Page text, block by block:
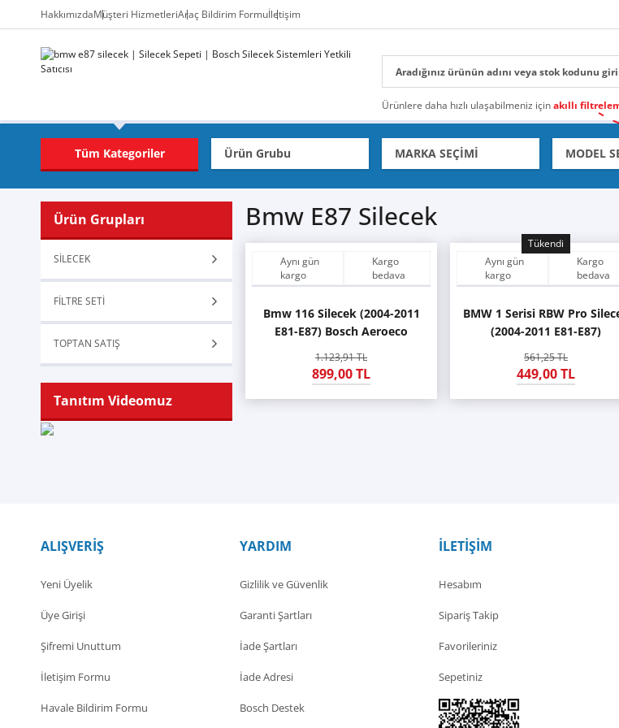
HakkımızdaMüşteri HizmetleriAraç Bildirim Formuİletişim
Ürünlere daha hızlı ulaşabilmeniz içinakıllı
Tüm Kategoriler
Ürün Grupları
SİLECEK
FİLTRE SETİ
TOPTAN SATIŞ
Tanıtım Videomuz
Bmw E87 Silecek
Aynı gün
kargo
Kargo
bedava
Bmw 116 Silecek (2004-2011
E81-E87) Bosch Aeroeco
1.123,91 TL
899,00 TL
Tükendi
Aynı gün
kargo
Kargo
bedava
BMW 1 Serisi RBW Pro
(2004-2011 E81-E87)
561,25 TL
449,00 TL
ALIŞVERİŞ
Yeni Üyelik
Üye Girişi
Şifremi Unuttum
İletişim Formu
Havale Bildirim Formu
YARDIM
Gizlilik ve Güvenlik
Garanti Şartları
İade Şartları
İade Adresi
Bosch Destek
İLETİŞİM
Hesabım
Sipariş Takip
Favorileriniz
Sepetiniz